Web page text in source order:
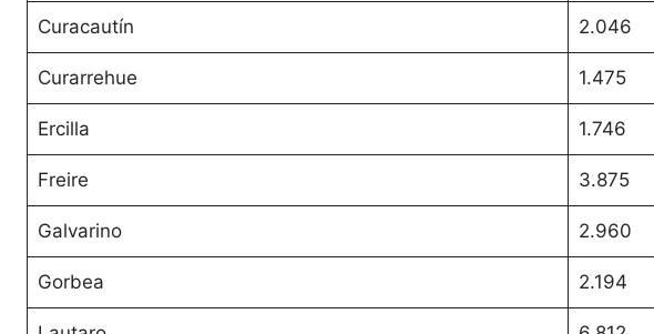
Curacautín 2.046
Curarrehue 1.475
Ercilla 1.746
Freire 3.875
Galvarino 2.960
Gorbea 2.194